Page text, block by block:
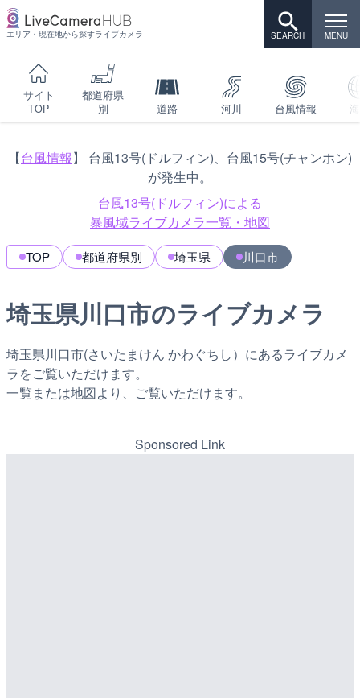
エリア・現在地から探すライブカメラ
サイト
TOP
都道府県
別
道路 河川 台風情報
【台風情報】 台風13号(ドルフィン)、台風15号(チャンホン)
が発生中。
台風13号(ドルフィン)による
暴風域ライブカメラ一覧・地図
TOP 都道府県別 埼玉県 川口市
埼玉県川口市のライブカメラ
埼玉県川口市(さいたまけん かわぐちし）にあるライブカメ
ラをご覧いただけます。
一覧または地図より、ご覧いただけます。
Sponsored Link